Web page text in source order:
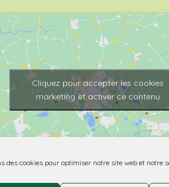
des cookies pour optimiser notre site web et notre
Cliquez pour accepter les cookies
marketing et activer ce contenu